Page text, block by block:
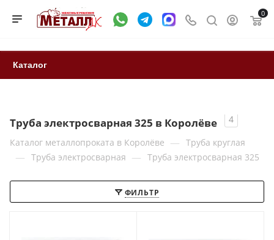
0
Каталог
Труба электросварная 325 в Королёве
4
Каталог металлопроката в Королёве — Труба круглая
— Труба электросварная — Труба электросварная 325
ФИЛЬТР